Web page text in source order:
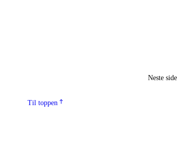
Neste side
Til toppen